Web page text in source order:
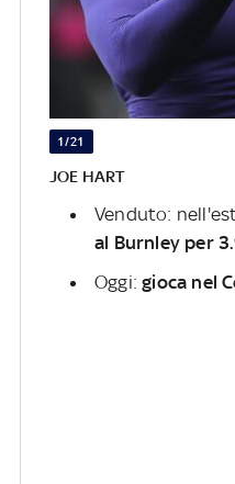
1/21
JOE HART
Venduto:
al Burnley per
Oggi:gioca nel